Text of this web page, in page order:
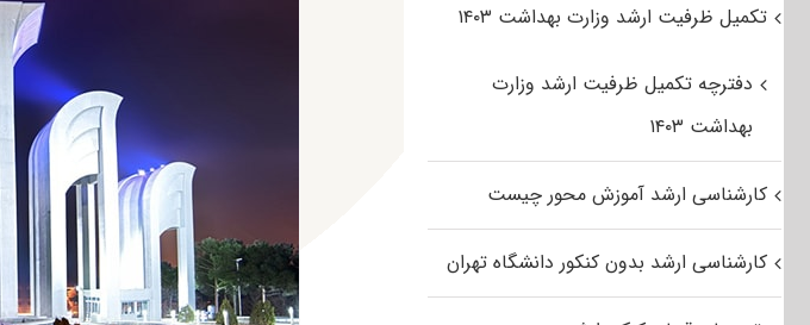
تکمیل ظرفیت ارشد وزارت بهداشت ۱۴۰۳
دفترچه تکمیل ظرفیت ارشد وزارت
بهداشت ۱۴۰۳
کارشناسی ارشد آموزش محور چیست
کارشناسی ارشد بدون کنکور دانشگاه تهران